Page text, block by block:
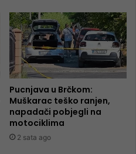
Pucnjava u Brčkom:
Muškarac teško ranjen,
napadači pobjegli na
motociklima
2 sata ago